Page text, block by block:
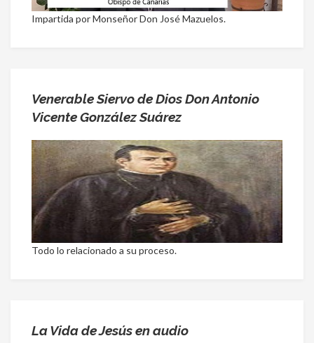
Impartida por Monseñor Don José Mazuelos.
Venerable Siervo de Dios Don Antonio
Vicente González Suárez
Todo lo relacionado a su proceso.
La Vida de Jesús en audio